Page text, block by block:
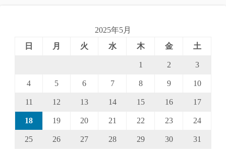
2025年5月
日
月 火 水 木 金 土
1 2 3
4 5 6 7 8 9 10
11 12 13 14 15 16 17
18 19 20 21 22 23 24
25 26 27 28 29 30 31